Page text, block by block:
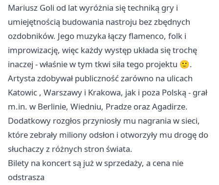
Mariusz Goli od lat wyróżnia się techniką gry i
umiejętnością budowania nastroju bez zbędnych
ozdobników. Jego muzyka łączy flamenco, folk i
improwizację, więc każdy występ układa się trochę
inaczej - właśnie w tym tkwi siła tego projektu 🙂.
Artysta zdobywał publiczność zarówno na ulicach
Katowic , Warszawy i Krakowa, jak i poza Polską - grał
m.in. w Berlinie, Wiedniu, Pradze oraz Agadirze.
Dodatkowy rozgłos przyniosły mu nagrania w sieci,
które zebrały miliony odsłon i otworzyły mu drogę do
słuchaczy z różnych stron świata.
Bilety na koncert są już w sprzedaży, a cena nie
odstrasza